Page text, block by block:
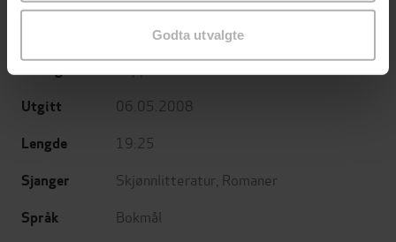
Godta utvalgte
Forfattere Roy Jacobsen(forfatter),Bjørn Sundquist
(innleser)
Cappelen
Utgitt 06.05.2008
Lengde 19:25
Sjanger Skjønnlitteratur Romaner
Språk Bokmål